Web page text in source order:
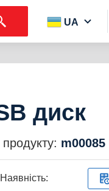
UA
диск
m00085
Наявність: